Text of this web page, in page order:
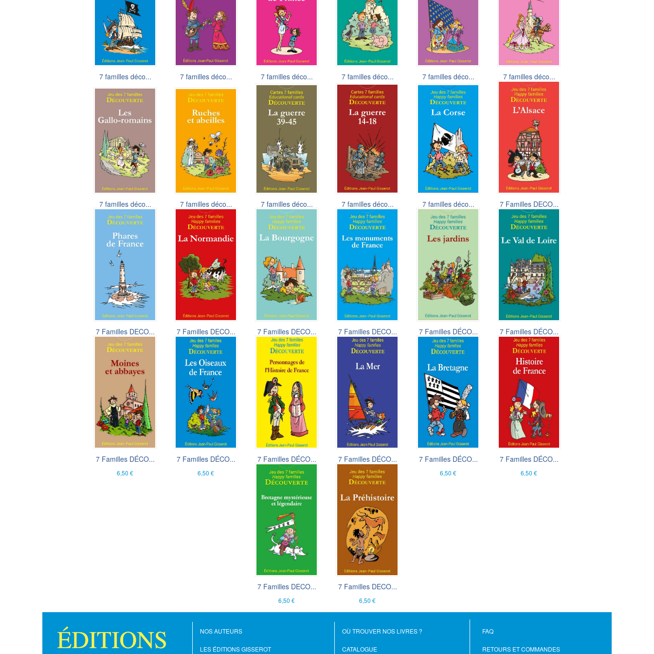
7 familles déco...
7,90 €
7 familles déco...
7,90 €
7 familles déco...
7,90 €
7 familles déco...
7,90 €
7 familles déco...
7,90 €
7 familles déco...
6,50 €
7 familles déco...
6,50 €
7 familles déco...
6,50 €
7 familles déco...
6,50 €
7 familles déco...
6,50 €
7 familles déco...
6,50 €
7 Familles DECO...
6,50 €
7 Familles DECO...
6,50 €
7 Familles DECO...
6,50 €
7 Familles DECO...
6,50 €
7 Familles DECO...
6,50 €
7 Familles DÉCO...
6,50 €
7 Familles DÉCO...
6,50 €
7 Familles DÉCO...
6,50 €
7 Familles DÉCO...
6,50 €
7 Familles DÉCO...
6,50 €
7 Familles DÉCO...
6,50 €
7 Familles DÉCO...
6,50 €
7 Familles DÉCO...
6,50 €
7 Familles DECO...
6,50 €
7 Familles DECO...
6,50 €
NOS AUTEURS
LES ÉDITIONS GISSEROT
OÙ TROUVER NOS LIVRES ?
CATALOGUE
FAQ
RETOURS ET COMMANDES